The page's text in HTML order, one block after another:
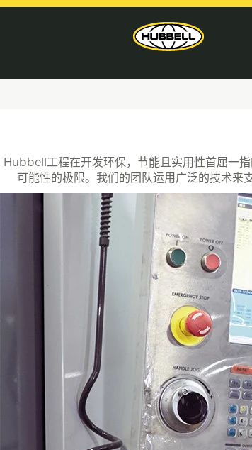
Hubbell工程在开发环保，节能且实用性首屈一
可能性的极限。我们的团队运用广泛的技术来